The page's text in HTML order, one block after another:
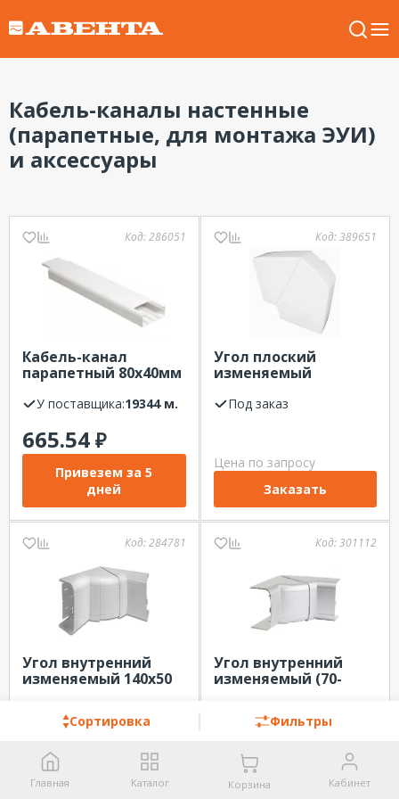
Кабель-каналы настенные
(парапетные, для монтажа ЭУИ)
и аксессуары
Сортировка Фильтры
Код:286051
Кабель-канал
парапетный 80х40мм
У поставщика: 19344 м.
665.54 ₽
Привезем за 5
дней
Код:389651
Угол плоский
изменяемый
Под заказ
Цена по запросу
Заказать
Код:284781
Угол внутренний
изменяемый 140х50
Код:301112
Угол внутренний
изменяемый (70-
liner Front DKC Белый
Главная Каталог Корзина Кабинет